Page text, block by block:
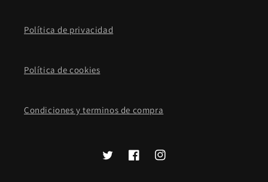
Política de privacidad
Política de cookies
Condiciones y terminos de compra
TwitterFacebookInstagram